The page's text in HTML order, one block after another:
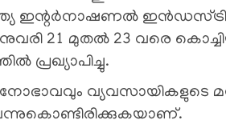
ഇന്റർനാഷണൽ
21 മുതൽ 23 വരെ
പ്രഖ്യാപിച്ചു.
വ്യവസായികളുടെ